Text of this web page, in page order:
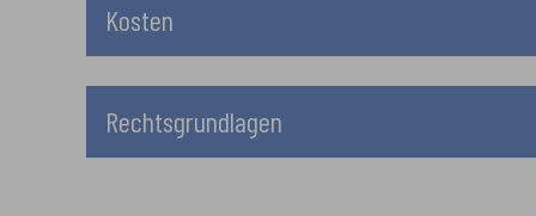
Kosten
Rechtsgrundlagen